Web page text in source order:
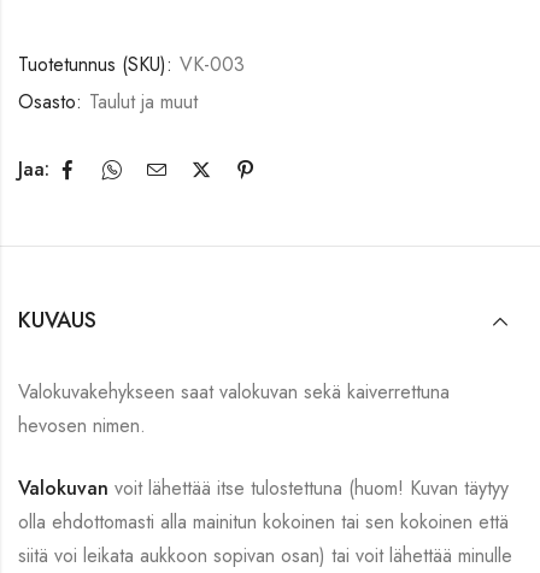
Tuotetunnus (SKU): VK-003
Osasto: Taulut ja muut
Jaa:
KUVAUS
Valokuvakehykseen saat valokuvan sekä kaiverrettuna
hevosen nimen.
Valokuvan voit lähettää itse tulostettuna (huom! Kuvan täytyy
olla ehdottomasti alla mainitun kokoinen tai sen kokoinen että
siitä voi leikata aukkoon sopivan osan) tai voit lähettää minulle